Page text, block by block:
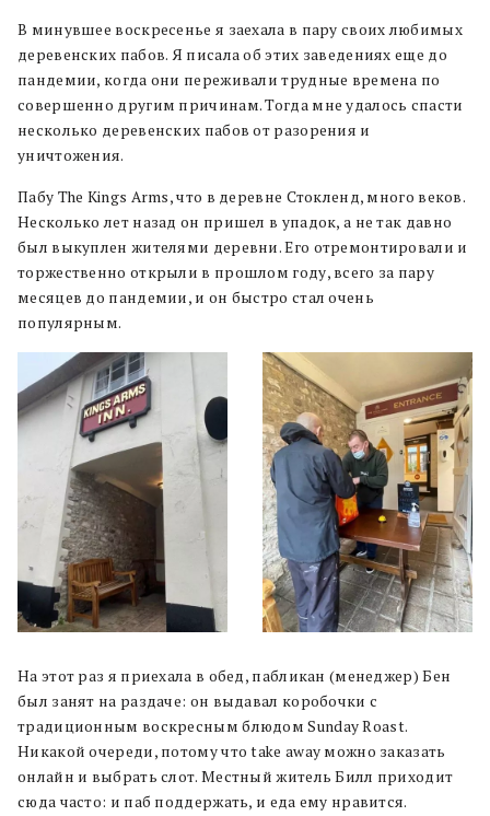
В минувшее воскресенье я заехала в пару своих любимых
деревенских пабов. Я писала об этих заведениях еще до
пандемии, когда они переживали трудные времена по
совершенно другим причинам. Тогда мне удалось спасти
несколько деревенских пабов от разорения и
уничтожения.
Пабу The Kings Arms, что в деревне Стокленд, много веков.
Несколько лет назад он пришел в упадок, а не так давно
был выкуплен жителями деревни. Его отремонтировали и
торжественно открыли в прошлом году, всего за пару
месяцев до пандемии, и он быстро стал очень
популярным.
На этот раз я приехала в обед, пабликан (менеджер) Бен
был занят на раздаче: он выдавал коробочки с
традиционным воскресным блюдом Sunday Roast.
Никакой очереди, потому что take away можно заказать
онлайн и выбрать слот. Местный житель Билл приходит
сюда часто: и паб поддержать, и еда ему нравится.